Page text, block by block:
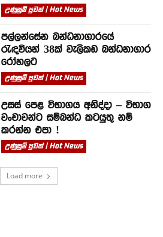
උණුසුම් පුවත් | Hot News
පල්ලන්සේන බන්ධනාගාරයේ
රැඳවියන් 38ක් වැලිකඩ බන්ධනාගාර
රෝහලට
උණුසුම් පුවත් | Hot News
උසස් පෙළ විභාගය අනිද්දා – විභාග
වංචාවන්ට සම්බන්ධ කටයුතු නම්
කරන්න එපා !
උණුසුම් පුවත් | Hot News
Load more